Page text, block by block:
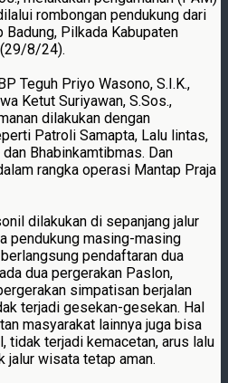
rombongan pendukung dari
Badung, Pilkada Kabupaten
(29/8/24).
Teguh Priyo Wasono, S.I.K.,
Ketut Suriyawan, S.Sos.,
dilakukan dengan
Patroli Samapta, Lalu lintas,
Bhabinkamtibmas. Dan
rangka operasi Mantap Praja
dilakukan di sepanjang jalur
pendukung masing-masing
pendaftaran dua
dua pergerakan Paslon,
simpatisan berjalan
terjadi gesekan-gesekan. Hal
masyarakat lainnya juga bisa
tidak terjadi kemacetan, arus lalu
jalur wisata tetap aman.